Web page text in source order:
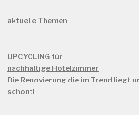
aktuelle Themen
UPCYCLING für
nachhaltige Hotelzimmer
Die Renovierung die im Trend liegt
schont!